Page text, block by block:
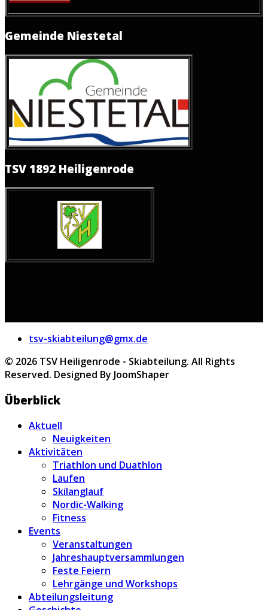
Gemeinde Niestetal
TSV 1892 Heiligenrode
tsv-skiabteilung@gmx.de
© 2026 TSV Heiligenrode - Skiabteilung. All Rights
Reserved. Designed By JoomShaper
Überblick
Aktuell
Neuigkeiten
Aktivitäten
Triathlon und Duathlon
Laufen
Skilanglauf
Nordic-Walking
Fitness
Events
Veranstaltungen
Jahreshauptversammlungen
Feste Feiern
Lehrgänge und Workshops
Abteilungsleitung